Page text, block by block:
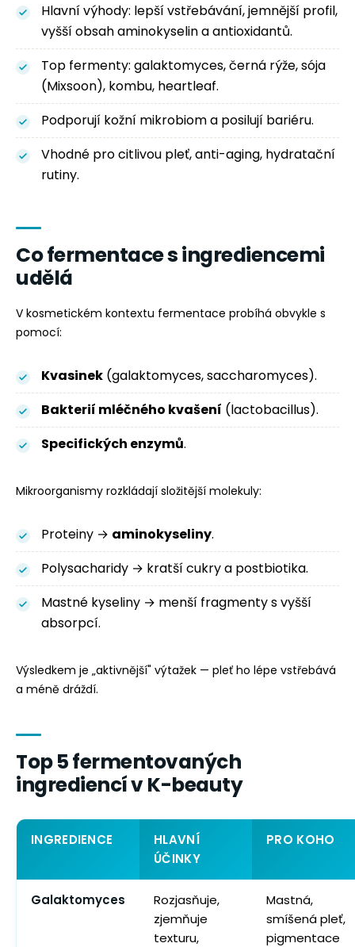
Hlavní výhody: lepší vstřebávání, jemnější profil,
vyšší obsah aminokyselin a antioxidantů.
Top fermenty: galaktomyces, černá rýže, sója
(Mixsoon), kombu, heartleaf.
Podporují kožní mikrobiom a posilují bariéru.
Vhodné pro citlivou pleť, anti-aging, hydratační
rutiny.
Co fermentace s ingrediencemi
udělá
V kosmetickém kontextu fermentace probíhá obvykle s
pomocí:
Kvasinek (galaktomyces, saccharomyces).
Bakterií mléčného kvašení (lactobacillus).
Specifických enzymů.
Mikroorganismy rozkládají složitější molekuly:
Proteiny → aminokyseliny.
Polysacharidy → kratší cukry a postbiotika.
Mastné kyseliny → menší fragmenty s vyšší
absorpcí.
Výsledkem je „aktivnější" výtažek — pleť ho lépe vstřebává
a méně dráždí.
Top 5 fermentovaných
ingrediencí v K-beauty
INGREDIENCE
HLAVNÍ
ÚČINKY
PRO KOHO
Galaktomyces
Rozjasňuje,
zjemňuje
texturu,
Mastná,
smíšená pleť,
pigmentace